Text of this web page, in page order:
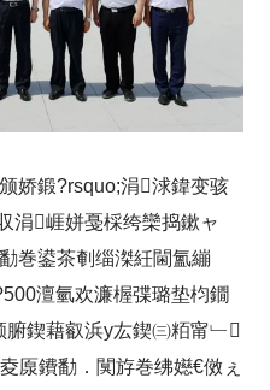
娇鍛?rsquo;涓浗鍏变骇
涓崕姘戞棌绔欒捣鏉ャ
巻鍙茶剦缁滐紝閫氳繃
澶氫欢濂楃弽璐垫枃鐗
鍥藉叡浜у厷鍥㈢粨甯﹂
厡鐨勫．闃斿巻绋嬨€傚ぇ